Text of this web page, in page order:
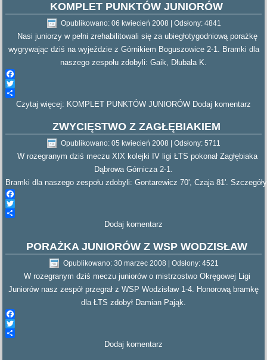
KOMPLET PUNKTÓW JUNIORÓW
Opublikowano: 06 kwiecień 2008 Odsłony: 4841
Nasi juniorzy w pełni zrehabilitowali się za ubiegłotygodniową porażkę
wygrywając dziś na wyjeździe z Górnikiem Boguszowice 2-1. Bramki dla
naszego zespołu zdobyli: Gaik, Dłubała K.
Share
Czytaj więcej: KOMPLET PUNKTÓW JUNIORÓW Dodaj komentarz
ZWYCIĘSTWO Z ZAGŁĘBIAKIEM
Opublikowano: 05 kwiecień 2008 Odsłony: 5711
W rozegranym dziś meczu XIX kolejki IV ligi ŁTS pokonał Zagłębiaka
Dąbrowa Górnicza 2-1.
Bramki dla naszego zespołu zdobyli: Gontarewicz 70', Czaja 81'.
Share
Dodaj komentarz
PORAŻKA JUNIORÓW Z WSP WODZISŁAW
Opublikowano: 30 marzec 2008 Odsłony: 4521
W rozegranym dziś meczu juniorów o mistrzostwo Okręgowej Ligi
Juniorów nasz zespół przegrał z WSP Wodzisław 1-4. Honorową bramkę
dla ŁTS zdobył Damian Pająk.
Share
Dodaj komentarz